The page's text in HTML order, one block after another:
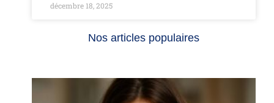
décembre 18, 2025
Nos articles populaires